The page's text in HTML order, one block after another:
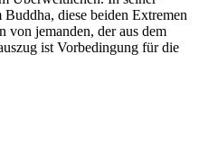
diese beiden Extremen
jemanden, der aus dem
ist Vorbedingung für die